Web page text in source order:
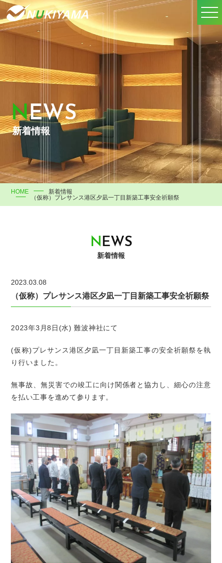
NEWS
新着情報
HOME
新着情報
（仮称）プレサンス港区夕凪一丁目新築工事安全祈願祭
NEWS
新着情報
2023.03.08
（仮称）プレサンス港区夕凪一丁目新築工事安全祈願祭
2023年3月8日(水) 難波神社にて
(仮称)プレサンス港区夕凪一丁目新築工事の安全祈願祭を執
り行いました。
無事故、無災害での竣工に向け関係者と協力し、細心の注意
を払い工事を進めて参ります。